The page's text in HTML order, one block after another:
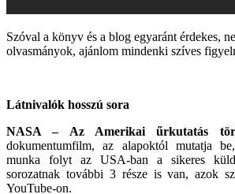
Szóval a könyv és a blog egyaránt érdekes,
olvasmányok, ajánlom mindenki szíves
Látnivalók hosszú sora
NASA – Az Amerikai űrkutatás
dokumentumfilm, az alapoktól mutatja
munka folyt az USA-ban a sikeres
sorozatnak további 3 része is van, azok
YouTube-on.